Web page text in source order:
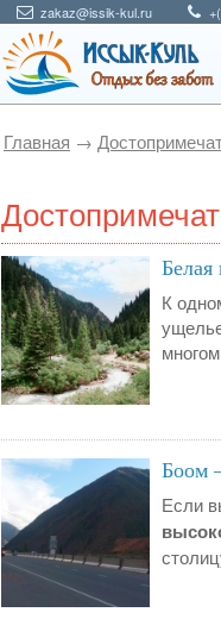
zakaz@issik-kul.ru
Главная →
Белая
К
Боом
Если